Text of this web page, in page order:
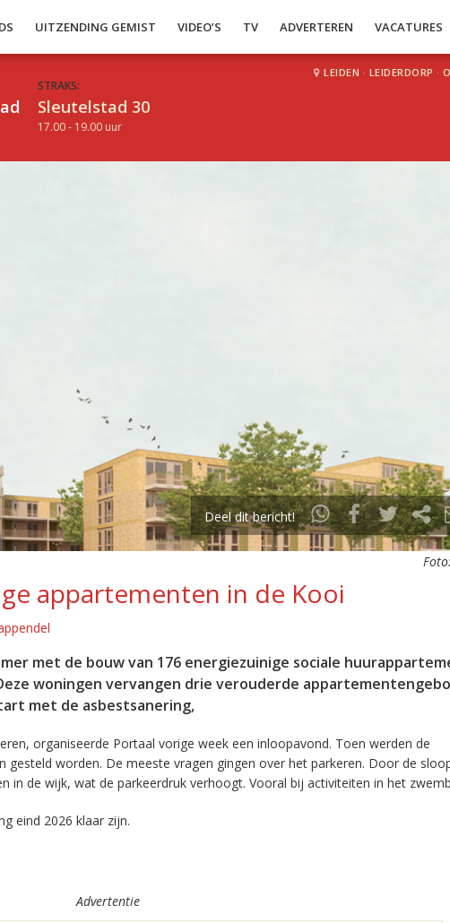
UITZENDING GEMIST VIDEO’S TV ADVERTEREN VACATURES
STRAKS:
Sleutelstad 30
17.00 - 19.00 uur
LEIDEN · LEIDERDORP ·
Deel dit bericht!
appartementen in de Kooi
met de bouw van 176 energiezuinige sociale
woningen vervangen drie verouderde
met de asbestsanering,
organiseerde Portaal vorige week een inloopavond. Toen werden de
gesteld worden. De meeste vragen gingen over het parkeren. Door de
in de wijk, wat de parkeerdruk verhoogt. Vooral bij activiteiten in het
eind 2026 klaar zijn.
Advertentie